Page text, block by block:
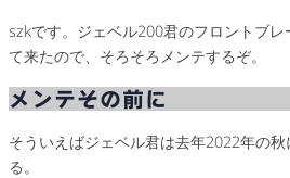
to
d
o
n
szkです。ジェベル200君のフロントブ
て来たので、そろそろメンテするぞ。
メンテその前に
そういえばジェベル君は去年2022年の
る。